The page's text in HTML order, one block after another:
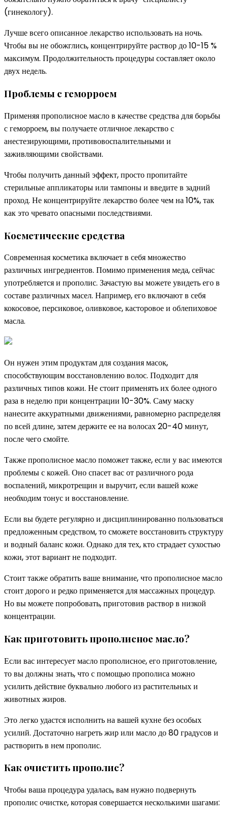
(гинекологу).
Лучше всего описанное лекарство использовать на ночь.
Чтобы вы не обожглись, концентрируйте раствор до 10-15 %
максимум. Продолжительность процедуры составляет около
двух недель.
Проблемы с геморроем
Применяя прополисное масло в качестве средства для борьбы
с геморроем, вы получаете отличное лекарство с
анестезирующими, противовоспалительными и
заживляющими свойствами.
Чтобы получить данный эффект, просто пропитайте
стерильные аппликаторы или тампоны и введите в задний
проход. Не концентрируйте лекарство более чем на 10%, так
как это чревато опасными последствиями.
Косметические средства
Современная косметика включает в себя множество
различных ингредиентов. Помимо применения меда, сейчас
употребляется и прополис. Зачастую вы можете увидеть его в
составе различных масел. Например, его включают в себя
кокосовое, персиковое, оливковое, касторовое и облепиховое
масла.
Он нужен этим продуктам для создания масок,
способствующим восстановлению волос. Подходит для
различных типов кожи. Не стоит применять их более одного
раза в неделю при концентрации 10-30%. Саму маску
нанесите аккуратными движениями, равномерно распределяя
по всей длине, затем держите ее на волосах 20-40 минут,
после чего смойте.
Также прополисное масло поможет также, если у вас имеются
проблемы с кожей. Оно спасет вас от различного рода
воспалений, микротрещин и выручит, если вашей коже
необходим тонус и восстановление.
Если вы будете регулярно и дисциплинированно пользоваться
предложенным средством, то сможете восстановить структуру
и водный баланс кожи. Однако для тех, кто страдает сухостью
кожи, этот вариант не подходит.
Стоит также обратить ваше внимание, что прополисное масло
стоит дорого и редко применяется для массажных процедур.
Но вы можете попробовать, приготовив раствор в низкой
концентрации.
Как приготовить прополисное масло?
Если вас интересует масло прополисное, его приготовление,
то вы должны знать, что с помощью прополиса можно
усилить действие буквально любого из растительных и
животных жиров.
Это легко удастся исполнить на вашей кухне без особых
усилий. Достаточно нагреть жир или масло до 80 градусов и
растворить в нем прополис.
Как очистить прополис?
Чтобы ваша процедура удалась, вам нужно подвернуть
прополис очистке, которая совершается несколькими шагами: